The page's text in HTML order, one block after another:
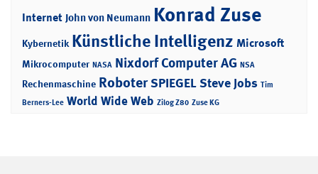
Internet John von Neumann Konrad Zuse
Kybernetik Künstliche Intelligenz Microsoft
Mikrocomputer NASA Nixdorf Computer AG NSA
Rechenmaschine RoboterSPIEGELSteve Jobs Tim
Berners-Lee World Wide Web Zilog Z80 Zuse KG